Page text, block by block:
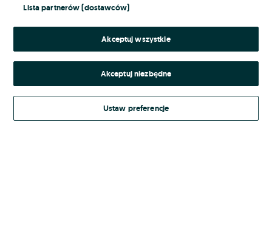
Kontynuując za pośrednictwem jednego z dostawców wskazanych powyżej,
Regulamin serwisu OLX.pl w jego aktualnym brzmieniu.
Lista partnerów (dostawców)
Akceptuj wszystkie
Akceptuj niezbędne
Ustaw preferencje